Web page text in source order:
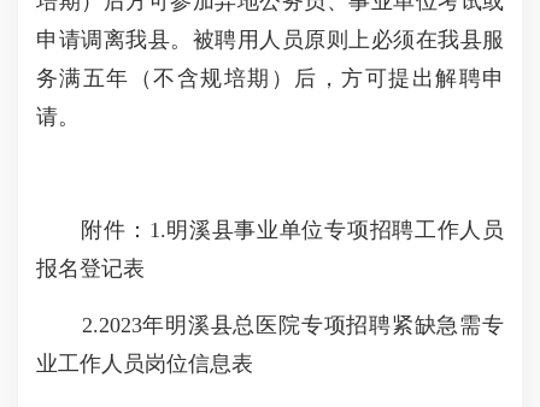
申请调离我县。被聘用人员原则上必须在我县服
务满五年（不含规培期）后，方可提出解聘申
请。
附件：1.明溪县事业单位专项招聘工作人员
报名登记表
2.2023年明溪县总医院专项招聘紧缺急需专
业工作人员岗位信息表